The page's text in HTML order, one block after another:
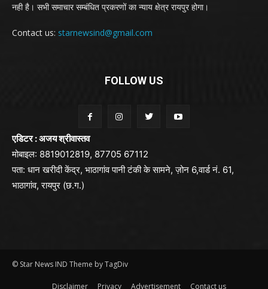
नही है। सभी समाचार सम्बंधित प्रकरणों का न्याय क्षेत्र रायपुर होगा।
Contact us: starnewsind@gmail.com
FOLLOW US
एडिटर : अजय श्रीवास्तव
मोबाइल: 8819012819, 87705 67112
पता: धान खरीदी केंद्र, भाठागांव पानी टंकी के सामने, ज़ोन 6,वार्ड नं. 61,
भाठागांव, रायपुर (छ.ग.)
© Star News IND Theme by TagDiv
Disclaimer Privacy Advertisement Contact us